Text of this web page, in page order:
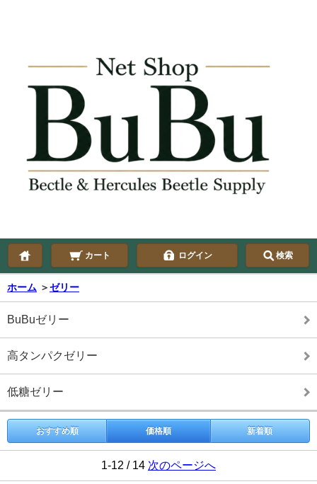
カート ログイン 検索
ホーム ＞ゼリー
BuBuゼリー
高タンパクゼリー
低糖ゼリー
おすすめ順 価格順 新着順
1-12 / 14 次のページへ